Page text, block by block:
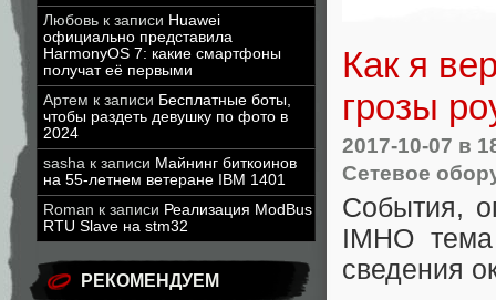
Любовь к записи Huawei
официально представила
HarmonyOS 7: какие смартфоны
получат её первыми
Артем к записи Бесплатные боты,
чтобы раздеть девушку по фото в
2024
sasha к записи Майнинг биткоинов
на 55-летнем ветеране IBM 1401
Roman к записи Реализация ModBus
RTU Slave на stm32
РЕКОМЕНДУЕМ
Как я
грозы
2017-10-07 в
Сетевое
События,
IMHO
сведения